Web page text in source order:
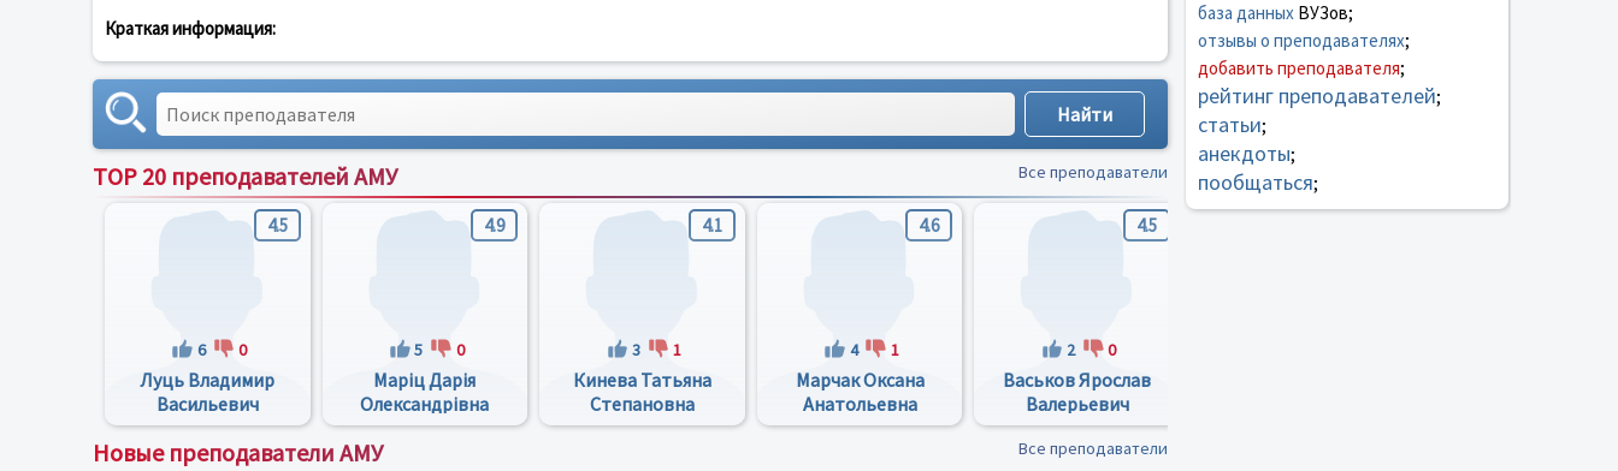
Краткая информация:
TOP 20 преподавателей АМУ Все преподаватели
4.5
6 0
Луць Владимир
Васильевич
4.9
5 0
Маріц Дарія
Олександрівна
4.1
3 1
Кинева Татьяна
Степановна
4.6
4 1
Марчак Оксана
Анатольевна
4.5
2 0
Васьков Ярослав
Валерьевич
Новые преподаватели АМУ Все преподаватели
база данныхВУЗов;
отзывы о преподавателях;
добавить преподавателя;
рейтинг преподавателей;
статьи;
анекдоты;
пообщаться;